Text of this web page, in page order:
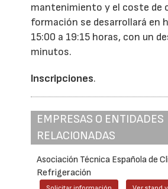
mantenimiento y el coste de
formación se desarrollará en
15:00 a 19:15 horas, con un
minutos.
Inscripciones.
EMPRESAS O ENTIDADES
RELACIONADAS
Asociación Técnica Española de
Refrigeración